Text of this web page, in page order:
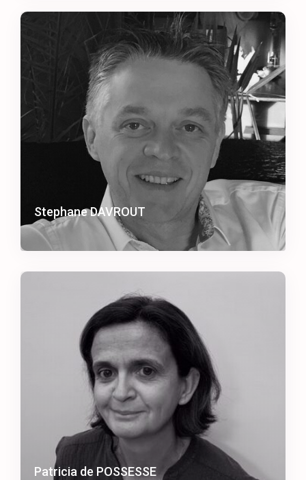
Stephane DAVROUT
Patricia de POSSESSE